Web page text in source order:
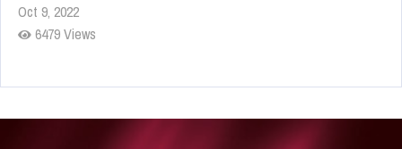
Oct 9, 2022
6479 Views
Rumor: Se filtran los primeros detalles de Resident Evil 9